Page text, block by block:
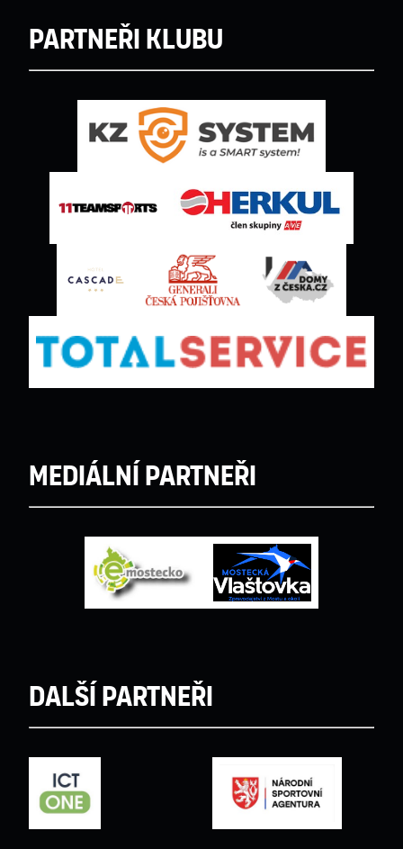
Partneři klubu
Mediální partneři
Další partneři